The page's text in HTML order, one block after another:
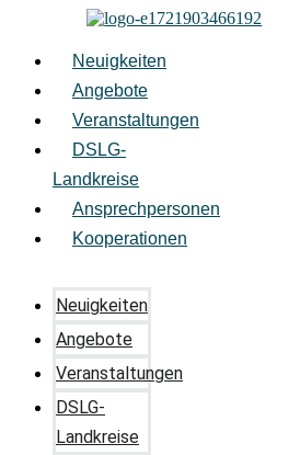
springen
Neuigkeiten
Angebote
Veranstaltungen
DSLG-
Landkreise
Ansprechpersonen
Kooperationen
Neuigkeiten
Angebote
Veranstaltungen
DSLG-
Landkreise